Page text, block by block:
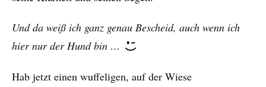
Und da weiß ich ganz genau Bescheid, auch wenn ich
hier nur der Hund bin …
Hab jetzt einen wuffeligen, auf der Wiese